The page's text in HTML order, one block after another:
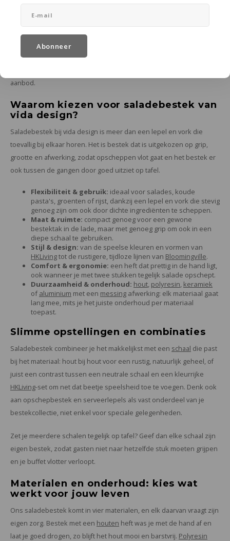
Abonneer
In de praktijk gaat saladebestek er stevig aan toe: het schept zware
weer in de lade tot de volgende maaltijd. Bestek dat tegen dat ritme
kan, zonder dat je er speciale zorg voor moet dragen, is precies
aanbod.
Waarom kiezen voor saladebestek van
vida design?
Saladebestek bij vida design is meer dan een lepel en vork die
toevallig bij elkaar horen. Het is bestek dat is uitgekozen op grip,
grootte en afwerking, zodat opscheppen vlot gaat en het bestek er
ook tussen de gangen door goed uitziet op tafel.
Flexibiliteit & gebruik: ideaal voor salades, koude
pasta's, groenten of rijst, dankzij een lepel en vork die stevig
genoeg zijn om ook door dichte ingrediënten te scheppen.
Maat & ruimte: compact genoeg voor een gewone
bestektak in de lade, maar met genoeg grip om ook in een
diepe schaal te gebruiken.
Stijl & design: van de speelse kleuren en vormen van
HKLivingtot de rustigere, tijdloze lijnen van Bloomingville.
Comfort & ergonomie: een heft dat prettig in de hand ligt,
ook wanneer je met twee stukken tegelijk salade opschept.
Duurzaamheid & onderhoud: hout, polyresin, keramiek
ofaluminium met een messing afwerking: elk materiaal gaat
lang mee, mits je het juiste onderhoud per materiaal
toepast.
Slimme opstellingen en combinaties
Saladebestek combineer je het makkelijkst met een schaal die past
bij het materiaal: hout bij hout voor een rustig, natuurlijk geheel, of
juist een contrast tussen een neutrale schaal en een kleurrijke
HKLiving-set om net dat beetje speelsheid toe te voegen. Denk ook
aan opschepbestek en serveerlepels als vast onderdeel van je
bestekcollectie, niet enkel voor speciale gelegenheden.
Zet je meerdere schalen tegelijk op tafel? Geef dan elke schaal zijn
eigen bestek, zodat gasten niet naar hetzelfde stuk moeten grijpen
en je buffet vlotter verloopt.
Materialen en onderhoud: kies wat
werkt voor jouw leven
Ons saladebestek komt in vier materialen, en elk daarvan vraagt zijn
eigen zorg. Bestek met een houten heft was je met de hand af en
laat je goed drogen, zo blijft het hout mooi en barstvrij. Polyresin